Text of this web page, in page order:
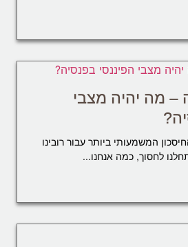
– מה יהיה מצבי
המשמעותי ביותר עבור רובינו
לחסוך, כמה אנחנו...